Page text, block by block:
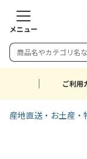
メニュー
ご利用
産地直送・お土産・